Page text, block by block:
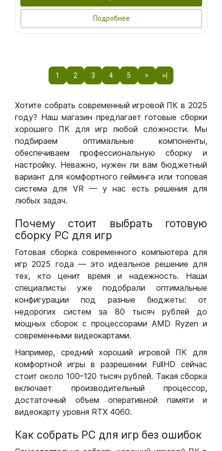
Подробнее
1 2 3 4 5 > >|
Хотите собрать современный игровой ПК в 2025
году? Наш магазин предлагает готовые сборки
хорошего ПК для игр любой сложности. Мы
подбираем оптимальные компоненты,
обеспечиваем профессиональную сборку и
настройку. Неважно, нужен ли вам бюджетный
вариант для комфортного гейминга или топовая
система для VR — у нас есть решения для
любых задач.
Почему стоит выбрать готовую
сборку РС для игр
Готовая сборка современного компьютера для
игр 2025 года — это идеальное решение для
тех, кто ценит время и надежность. Наши
специалисты уже подобрали оптимальные
конфигурации под разные бюджеты: от
недорогих систем за 80 тысяч рублей до
мощных сборок с процессорами AMD Ryzen и
современными видеокартами.
Например, средний хороший игровой ПК для
комфортной игры в разрешении FullHD сейчас
стоит около 100–120 тысяч рублей. Такая сборка
включает производительный процессор,
достаточный объем оперативной памяти и
видеокарту уровня RTX 4060.
Как собрать РС для игр без ошибок